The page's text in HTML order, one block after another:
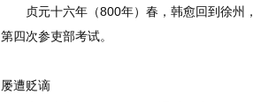
贞元十六年（800年）春，韩愈回到徐州，
第四次参吏部考试。
屡遭贬谪